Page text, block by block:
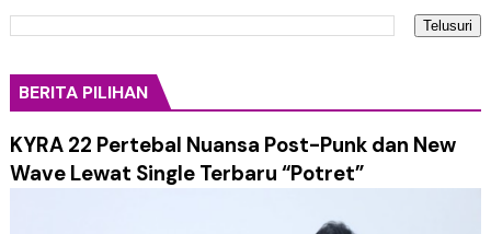
BERITA PILIHAN
KYRA 22 Pertebal Nuansa Post-Punk dan New
Wave Lewat Single Terbaru “Potret”